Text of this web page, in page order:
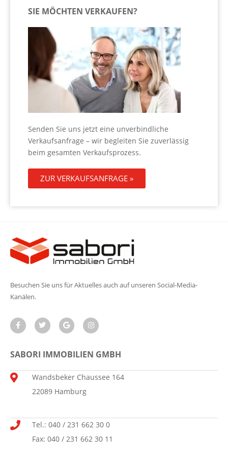
SIE MÖCHTEN VERKAUFEN?
Senden Sie uns jetzt eine unverbindliche
Verkaufsanfrage – wir begleiten Sie zuverlässig
beim gesamten Verkaufsprozess.
ZUR VERKAUFSANFRAGE »
Besuchen Sie uns für Aktuelles auch auf unseren Social-Media-
Kanälen.
SABORI IMMOBILIEN GMBH
Wandsbeker Chaussee 164
22089 Hamburg
Tel.: 040 / 231 662 30 0
Fax: 040 / 231 662 30 11